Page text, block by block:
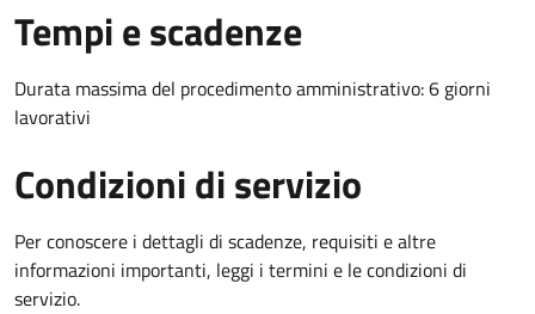
Tempi e scadenze
Durata massima del procedimento amministrativo: 6 giorni
lavorativi
Condizioni di servizio
Per conoscere i dettagli di scadenze, requisiti e altre
informazioni importanti, leggi i termini e le condizioni di
servizio.